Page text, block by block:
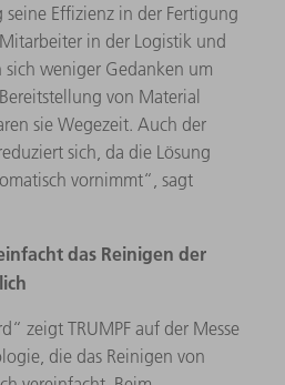
Effizienz in der Fertigung
in der Logistik und
sich weniger Gedanken um
von Material
sie Wegezeit. Auch der
sich, da die Lösung
vornimmt“, sagt
das Reinigen der
zeigt TRUMPF auf der Messe
die das Reinigen von